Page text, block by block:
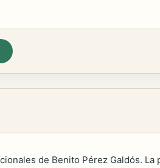
de Benito Pérez Galdós.